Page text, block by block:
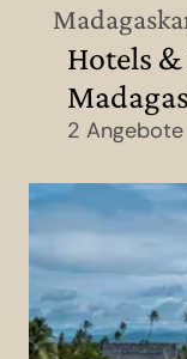
Hotels
2 Angebote